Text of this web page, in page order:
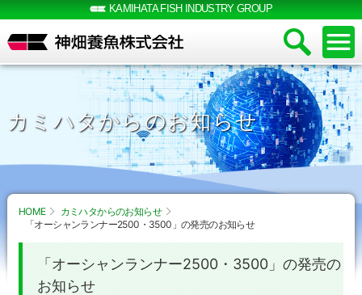
KAMIHATA FISH INDUSTRY GROUP
カミハタからのお知らせ
HOME
カミハタからのお知らせ
「オーシャンランナー2500・3500」の発売のお知らせ
「オーシャンランナー2500・3500」の発売の
お知らせ